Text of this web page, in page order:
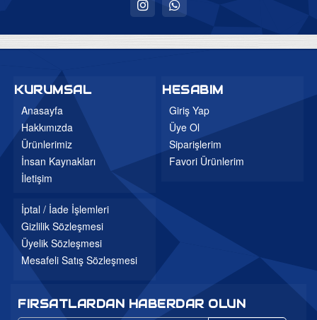
Ev Tekstili
Bebek Odaları
Genç Odaları
Bahçe Mobilyaları
Düğün Paketleri
3'lü Setler
Mutfak Masa ve Sandalye
KURUMSAL
Anasayfa
Hakkımızda
Ürünlerimiz
İnsan Kaynakları
İletişim
HESABIM
Giriş Yap
Üye Ol
Siparişlerim
Favori Ürünlerim
İptal / İade İşlemleri
Gizlilik Sözleşmesi
Üyelik Sözleşmesi
Mesafeli Satış Sözleşmesi
FIRSATLARDAN HABERDAR OLUN